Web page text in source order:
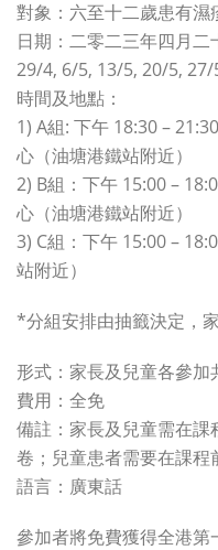
對象：六至十二歲患有
日期：二零二三年四月二
29/4, 6/5, 13/5, 20/5,
時間及地點：
1) A組: 下午 18:30 –
心（油塘港鐵站附近）
2) B組：下午 15:00 –
心（油塘港鐵站附近）
3) C組：下午 15:00 –
站附近）
*分組安排由抽籤決定，
形式：家長及兒童各參
費用：全免
備註：家長及兒童需在
卷；兒童患者需要在課程
語言：廣東話
參加者將免費獲得全港